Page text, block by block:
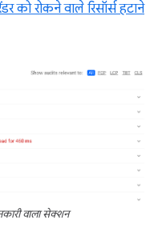
को रोकने वाले रिसॉर्स हटाने
वाला सेक्शन